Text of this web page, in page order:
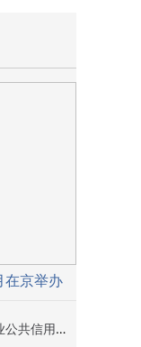
在京举办
国家能源局综合司关于公开征求《能源行业公共信用信息管理办法（征求意见稿）》意见的通知